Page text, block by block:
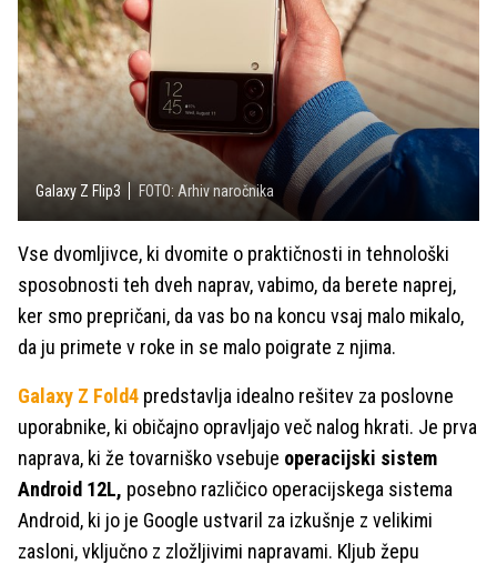
Galaxy Z Flip3 FOTO: Arhiv naročnika
Vse dvomljivce, ki dvomite o praktičnosti in tehnološki
sposobnosti teh dveh naprav, vabimo, da berete naprej,
ker smo prepričani, da vas bo na koncu vsaj malo mikalo,
da ju primete v roke in se malo poigrate z njima.
Galaxy Z Fold4 predstavlja idealno rešitev za poslovne
uporabnike, ki običajno opravljajo več nalog hkrati. Je prva
naprava, ki že tovarniško vsebuje operacijski sistem
Android 12L, posebno različico operacijskega sistema
Android, ki jo je Google ustvaril za izkušnje z velikimi
zasloni, vključno z zložljivimi napravami. Kljub žepu